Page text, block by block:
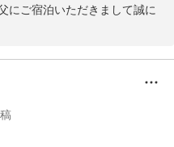
にご宿泊いただきまして誠に
お時間をいただき、嬉しいお
りお待ちしております。
ル ｔｅｉｈａｋｕ秩父長瀞